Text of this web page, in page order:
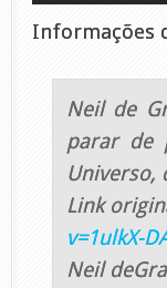
Informações
Neil de
parar de
Universo,
Link
v=1ulkX-
Neil